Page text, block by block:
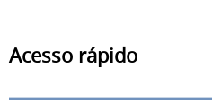
Acesso rápido